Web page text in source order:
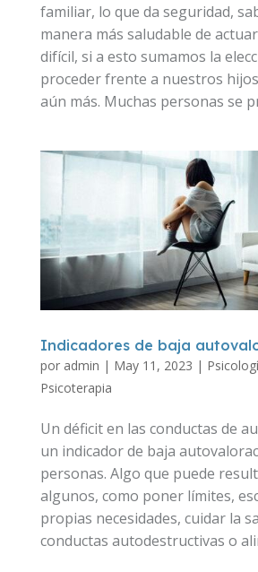
familiar, lo que da seguridad,
manera más saludable de
difícil, si a esto sumamos la
proceder frente a nuestros
aún más. Muchas personas se
Indicadores de baja
por admin | May 11, 2023 |
Psicoterapia
Un déficit en las conductas de
un indicador de baja
personas. Algo que puede
algunos, como poner límites,
propias necesidades, cuidar la
conductas autodestructivas o